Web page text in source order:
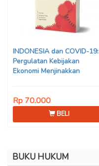
INDONESIA dan COVID-19:
Pergulatan Kebijakan
Ekonomi Menjinakkan
Rp 70.000
BELI
BUKU HUKUM